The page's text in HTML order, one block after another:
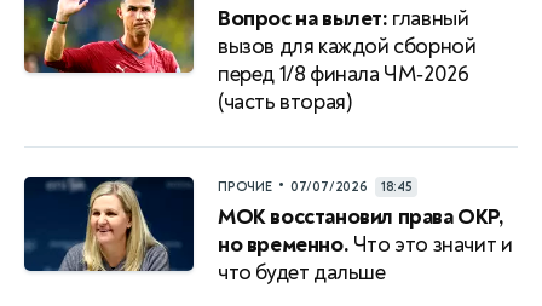
Вопрос на вылет: главный
вызов для каждой сборной
перед 1/8 финала ЧМ‑2026
(часть вторая)
ПРОЧИЕ • 07/07/2026 18:45
МОК восстановил права ОКР,
но временно. Что это значит и
что будет дальше